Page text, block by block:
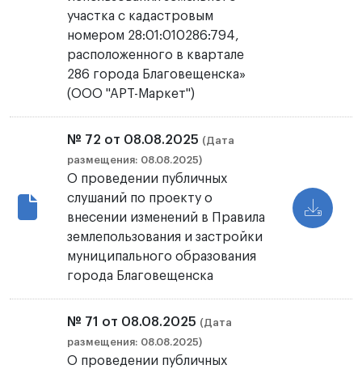
участка с кадастровым
номером 28:01:010286:794,
расположенного в квартале
286 города Благовещенска»
(ООО "АРТ-Маркет")
№ 72 от 08.08.2025 (Дата
размещения: 08.08.2025)
О проведении публичных
слушаний по проекту о
внесении изменений в Правила
землепользования и застройки
муниципального образования
города Благовещенска
№ 71 от 08.08.2025 (Дата
размещения: 08.08.2025)
О проведении публичных